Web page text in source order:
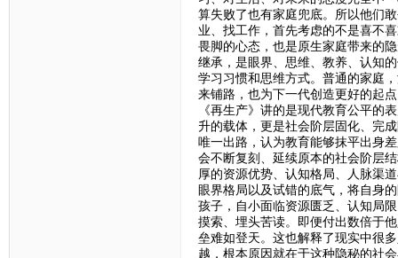
算失败了也有家庭兜底。所以他们
业、找工作，首先考虑的不是喜不
畏脚的心态，也是原生家庭带来的
继承，是眼界、思维、教养、认知
学习习惯和思维方式。普通的家庭
来铺路，也为下一代创造更好的起
《再生产》讲的是现代教育公平的
升的载体，更是社会阶层固化、完
唯一出路，认为教育能够抹平出身
会不断复刻、延续原本的社会阶层
厚的资源优势、认知格局、人脉渠
眼界格局以及试错的底气，将自身
孩子，自小面临资源匮乏、认知局
摸索、埋头苦读。即便付出数倍于
垒难如登天。这也解释了现实中很
越，根本原因就在于这种隐秘的社